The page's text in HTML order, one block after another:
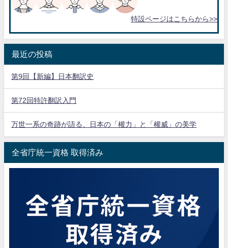
特設ページはこちらから>>
最近の投稿
第9回【新編】日本翻訳史
第72回特許翻訳入門
万世一系の奇跡が語る、日本の「權力」と「權威」の美学
全省庁統一資格 取得済み